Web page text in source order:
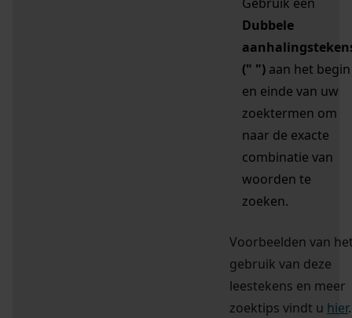
Dubbele
(" ") aan het begin
en einde van uw
zoektermen om
naar de exacte
combinatie van
woorden te
zoeken.
Voorbeelden van
gebruik van deze
leestekens en meer
zoektips vindt u hier.